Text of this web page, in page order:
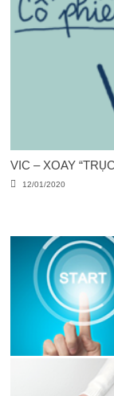
VIC – XOAY
12/01/2020